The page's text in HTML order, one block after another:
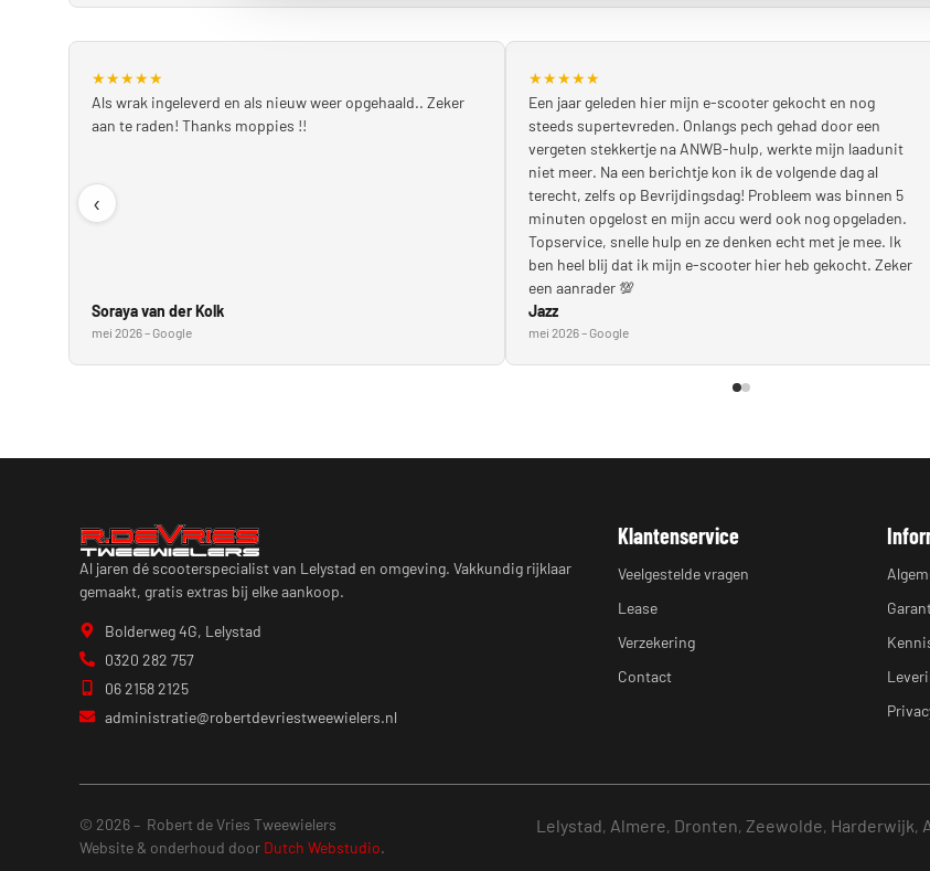
‹
★★★★★
Als wrak ingeleverd en als nieuw weer opgehaald.. Zeker
aan te raden! Thanks moppies !!
Soraya van der Kolk
mei 2026 – Google
★★★★★
Een jaar geleden hier mijn e-scooter gekocht en nog
steeds supertevreden. Onlangs pech gehad door een
vergeten stekkertje na ANWB-hulp, werkte mijn laadunit
niet meer. Na een berichtje kon ik de volgende dag al
terecht, zelfs op Bevrijdingsdag! Probleem was binnen 5
minuten opgelost en mijn accu werd ook nog opgeladen.
Topservice, snelle hulp en ze denken echt met je mee. Ik
ben heel blij dat ik mijn e-scooter hier heb gekocht. Zeker
een aanrader 💯
Jazz
mei 2026 – Google
Al jaren dé scooterspecialist van Lelystad en omgeving. Vakkundig rijklaar
gemaakt, gratis extras bij elke aankoop.
Bolderweg 4G, Lelystad
0320 282 757
06 2158 2125
administratie@robertdevriestweewielers.nl
Klantenservice
Veelgestelde vragen
Lease
Verzekering
Contact
© 2026 – Robert de Vries Tweewielers
Website & onderhoud door Dutch Webstudio.
Lelystad, Almere, Dronten, Zeewolde, Harderwijk,